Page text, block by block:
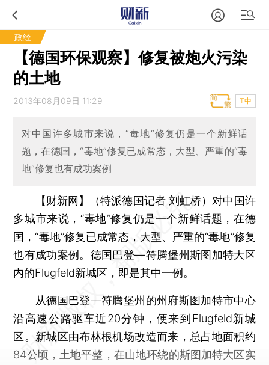
政经
【德国环保观察】修复被炮火污染
的土地
2013年08月09日 11:29 T中
对中国许多城市来说，“毒地”修复仍是一个新鲜话
题，在德国，“毒地”修复已成常态，大型、严重的“毒
地”修复也有成功案例
【财新网】（特派德国记者 刘虹桥） 对中国许
多城市来说，“毒地”修复仍是一个新鲜话题，在德
国，“毒地”修复已成常态，大型、严重的“毒地”修复
也有成功案例。德国巴登—符腾堡州斯图加特大区
内的Flugfeld新城区，即是其中一例。
从德国巴登—符腾堡州的州府斯图加特市中心
沿高速公路驱车近20分钟，便来到Flugfeld新城
区。新城区由布林根机场改造而来，总占地面积约
84公顷，土地平整，在山地环绕的斯图加特大区实